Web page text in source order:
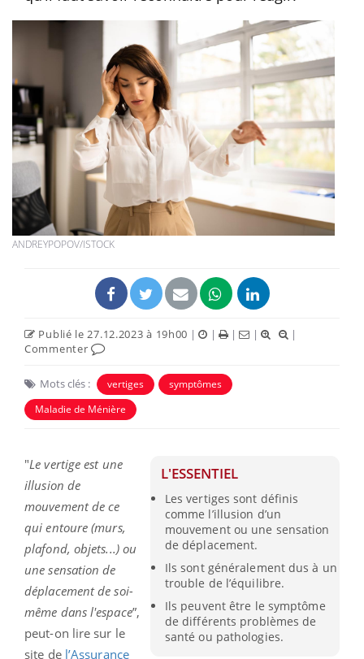
ANDREYPOPOV/ISTOCK
Publié le 27.12.2023 à 19h00 | | | |
|
Commenter
Mots clés : vertiges
symptômes
Maladie de Ménière
L'ESSENTIEL
Les vertiges sont définis
comme l’illusion d’un
mouvement ou une sensation
de déplacement.
Ils sont généralement dus à un
trouble de l’équilibre.
Ils peuvent être le symptôme
de différents problèmes de
santé ou pathologies.
"Le vertige est une
illusion de
mouvement de ce
qui entoure (murs,
plafond, objets...) ou
une sensation de
déplacement de soi-
même dans l'espace”,
peut-on lire sur le
site de l’Assurance